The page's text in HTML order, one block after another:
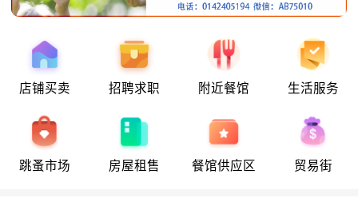
店铺买卖 招聘求职 附近餐馆 生活服务
跳蚤市场 房屋租售 餐馆供应区 贸易街
骗局！
无栏杆收费站逃费将重罚！
多款避孕套因安全缺陷召回！
多款避孕套因安全缺陷召回！